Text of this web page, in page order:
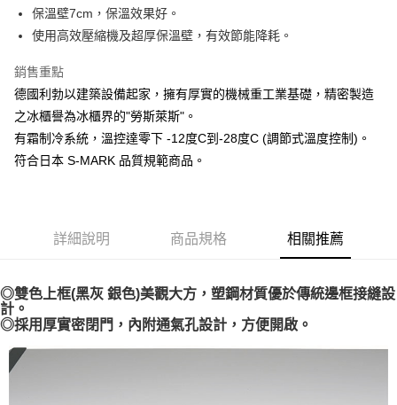
AFTEE先享後付
相關說明
AFTEE先享後付是「在收到商品之後才付款」的支付方式。 讓您購物簡單
便利好安心！
１．簡單：不需註冊會員、不需綁卡、不需儲值。
２．便利：只要手機號碼，簡訊認證，即可結帳。
３．安心：先確認商品／服務後，再付款。
【「AFTEE先享後付」結帳流程】
ATM／網路銀行／等多元方式進行付款，方視為交易完成。
※ 請注意：結帳手續完成當下不需立刻繳費，但若您需要取消訂單，請聯絡
後付繳納相關費用。
※ 交易是否成功請以「AFTEE先享後付 」之結帳頁面顯示為準，若有關於
是否繳費成功／繳費後需取消欲退款等相關疑問，請聯繫「AFTEE先享後付
運送方式
宅配(請注意配件不含在免運內)
免運費
保溫壁7cm，保溫效果好。
使用高效壓縮機及超厚保溫壁，有效節能降耗。
銷售重點
德國利勃以建築設備起家，擁有厚實的機械重工業基礎，精密製造
之冰櫃譽為冰櫃界的"勞斯萊斯"。
有霜制冷系統，溫控達零下 -12度C到-28度C (調節式溫度控制)。
符合日本 S-MARK 品質規範商品。
詳細說明 商品規格 相關推薦
◎雙色上框(黑灰 銀色)美觀大方，塑鋼材質優於傳統邊框接縫設
計。
◎採用厚實密閉門，內附通氣孔設計，方便開啟。